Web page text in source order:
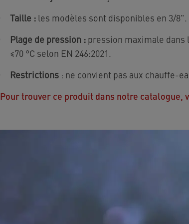
Taille : les modèles sont disponibles en 3/8".
Plage de pression : pression maximale
≤70 °C selon EN 246:2021.
Restrictions : ne convient pas aux chauffe-
Pour trouver ce produit dans notre catalogue,
Contactez-nous pour trouver l’aérateur de